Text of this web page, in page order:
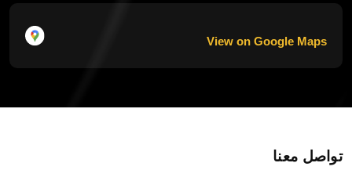
View on Google Maps
تواصل معنا